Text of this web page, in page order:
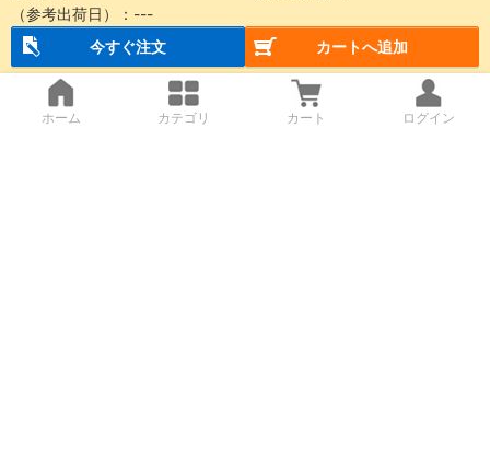
（参考出荷日）： ---
今すぐ注文
カートへ追加
ホーム カテゴリ カート ログイン